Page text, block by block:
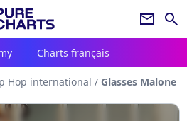
newsletter search
Charts français
Hop international / Glasses Malone